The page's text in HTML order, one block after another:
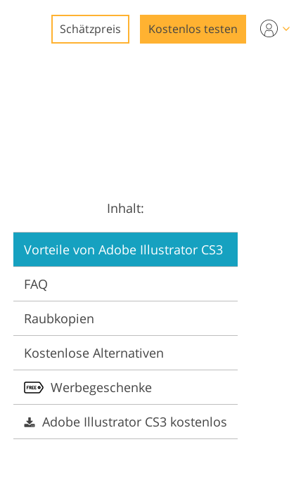
Schätzpreis Kostenlos testen
Inhalt:
Vorteile von Adobe Illustrator CS3
FAQ
Raubkopien
Kostenlose Alternativen
Werbegeschenke
Adobe Illustrator CS3 kostenlos